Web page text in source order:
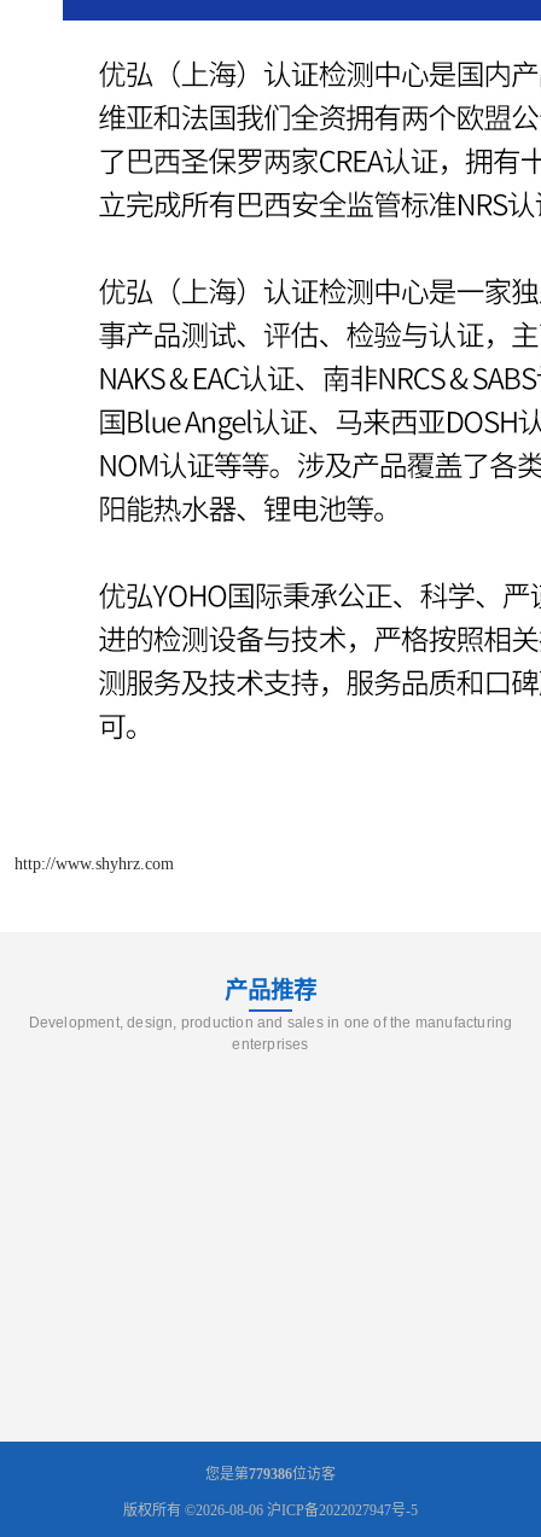
http://www.shyhrz.com
产品推荐
Development, design, production and sales in one of the manufacturing
enterprises
您是第779386位访客
版权所有 ©2026-08-06 沪ICP备2022027947号-5